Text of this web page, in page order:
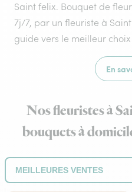
Saint felix. Bouquet de
7j/7, par un fleuriste à
guide vers le meilleur
En
Nos fleuristes à
bouquets à